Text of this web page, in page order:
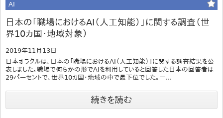
AI
日本の「職場におけるAI（人工知能）」に関する調査（世
界10カ国・地域対象）
2019年11月13日
日本オラクルは、日本の「職場におけるAI（人工知能）」に関する調査結果を公
表しました。職場で何らかの形でAIを利用していると回答した日本の回答者は
29パーセントで、世界10カ国・地域の中で最下位でした。一...
続きを読む